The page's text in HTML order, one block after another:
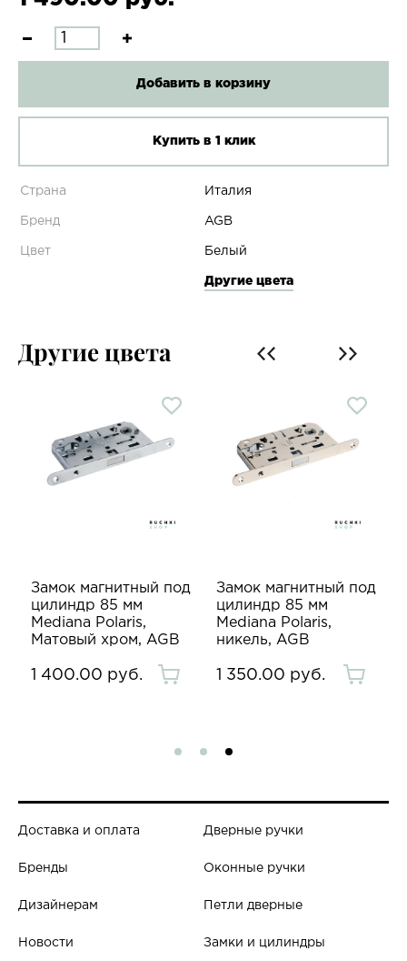
Добавить в корзину
Купить в 1 клик
Страна Италия
Бренд AGB
Цвет Белый
Другие цвета
Другие цвета
Замок магнитный под
цилиндр 85 мм
Mediana Polaris,
Матовый хром, AGB
1 400.00 руб.
Замок магнитный под
цилиндр 85 мм
Mediana Polaris,
никель, AGB
1 350.00 руб.
Доставка и оплата
Бренды
Дизайнерам
Новости
Дверные ручки
Оконные ручки
Петли дверные
Замки и цилиндры